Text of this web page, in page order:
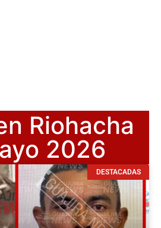
Riohacha
2026
DESTACADAS